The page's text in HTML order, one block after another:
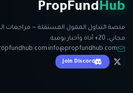
PropFundHub
منصة التداول الممول المستقلة — مراجعات
مجاني، 20+ أداة وأخبار يومية.
info@propfundhub.com
·
Join Discord